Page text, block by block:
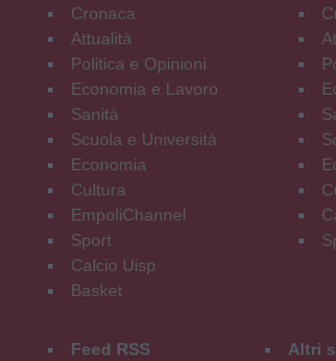
Cronaca
Attualità
Politica e Opinioni
Economia e Lavoro
Sanità
Scuola e Università
Economia
Cultura
EmpoliChannel
Sport
Calcio Uisp
Basket
Feed RSS
Altri